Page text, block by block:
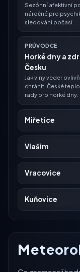
Sezónní afektivní
náročné pro
sledování počasí.
PRŮVODCE
Horké dny a
Česku
Jak vlny veder
chránit. České
rady pro horké dny.
Miřetice
Vlašim
Vracovice
Kuňovice